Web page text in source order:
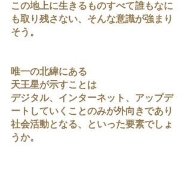
この地上に生きるものすべて誰もなに
も取り残さない、そんな意識が強まり
そう。
唯一の北緯にある
天王星が示すことは
デジタル、インターネット、アップデ
ートしていくことのみが外向きであり
社会活動となる、といった要素でしょ
うか。